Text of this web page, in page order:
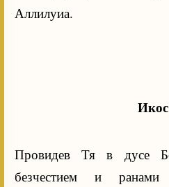
Аллилуиа.
Провидев Тя в дусе
безчестием и ранами